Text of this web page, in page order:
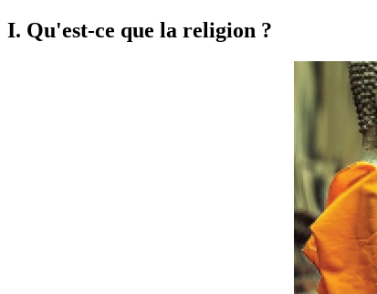
I. Qu'est-ce que la religion ?